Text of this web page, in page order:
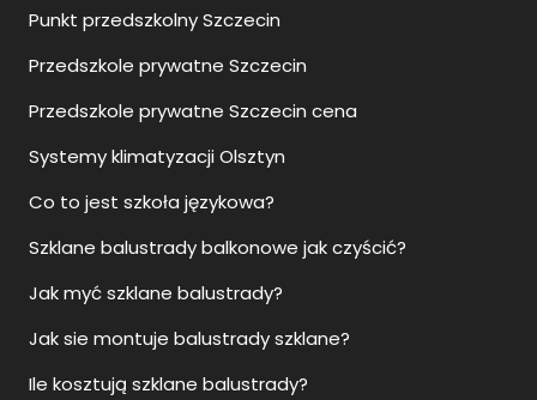
Punkt przedszkolny Szczecin
Przedszkole prywatne Szczecin
Przedszkole prywatne Szczecin cena
Systemy klimatyzacji Olsztyn
Co to jest szkoła językowa?
Szklane balustrady balkonowe jak czyścić?
Jak myć szklane balustrady?
Jak sie montuje balustrady szklane?
Ile kosztują szklane balustrady?